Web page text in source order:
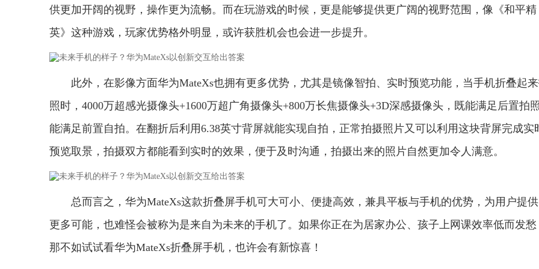
供更加开阔的视野，操作更为流畅。而在玩游戏的时候，更是能够提供更广阔的视野范围，像《和平精
英》这种游戏，玩家优势格外明显，或许获胜机会也会进一步提升。
此外，在影像方面华为MateXs也拥有更多优势，尤其是镜像智拍、实时预览功能，当手机折叠起
照时，4000万超感光摄像头+1600万超广角摄像头+800万长焦摄像头+3D深感摄像头，既能满足后置拍
能满足前置自拍。在翻折后利用6.38英寸背屏就能实现自拍，正常拍摄照片又可以利用这块背屏完成实
预览取景，拍摄双方都能看到实时的效果，便于及时沟通，拍摄出来的照片自然更加令人满意。
总而言之，华为MateXs这款折叠屏手机可大可小、便捷高效，兼具平板与手机的优势，为用户提
更多可能，也难怪会被称为是来自为未来的手机了。如果你正在为居家办公、孩子上网课效率低而发愁
那不如试试看华为MateXs折叠屏手机，也许会有新惊喜！